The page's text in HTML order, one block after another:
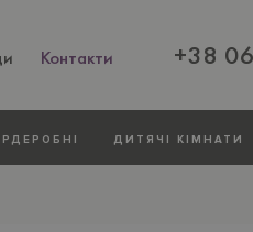
Контакти +38
ДИТЯЧI КIМНАТИ